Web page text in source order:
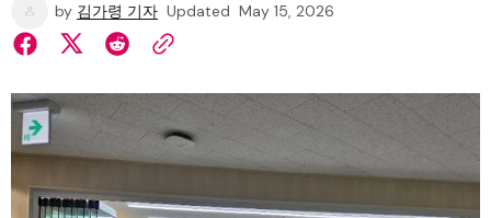
by 김가령 기자 Updated May 15, 2026